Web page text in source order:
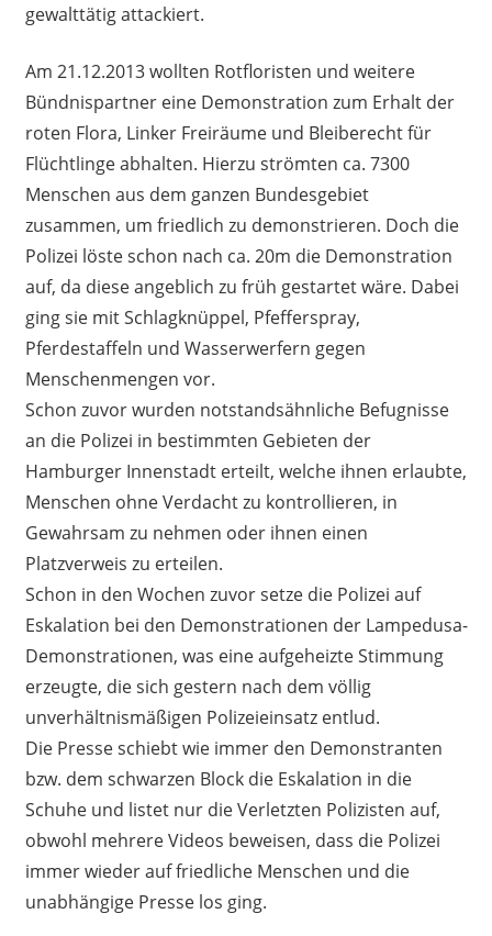
gewalttätig attackiert.
Am 21.12.2013 wollten Rotfloristen und weitere
Bündnispartner eine Demonstration zum Erhalt der
roten Flora, Linker Freiräume und Bleiberecht für
Flüchtlinge abhalten. Hierzu strömten ca. 7300
Menschen aus dem ganzen Bundesgebiet
zusammen, um friedlich zu demonstrieren. Doch die
Polizei löste schon nach ca. 20m die Demonstration
auf, da diese angeblich zu früh gestartet wäre. Dabei
ging sie mit Schlagknüppel, Pfefferspray,
Pferdestaffeln und Wasserwerfern gegen
Menschenmengen vor.
Schon zuvor wurden notstandsähnliche Befugnisse
an die Polizei in bestimmten Gebieten der
Hamburger Innenstadt erteilt, welche ihnen erlaubte,
Menschen ohne Verdacht zu kontrollieren, in
Gewahrsam zu nehmen oder ihnen einen
Platzverweis zu erteilen.
Schon in den Wochen zuvor setze die Polizei auf
Eskalation bei den Demonstrationen der Lampedusa-
Demonstrationen, was eine aufgeheizte Stimmung
erzeugte, die sich gestern nach dem völlig
unverhältnismäßigen Polizeieinsatz entlud.
Die Presse schiebt wie immer den Demonstranten
bzw. dem schwarzen Block die Eskalation in die
Schuhe und listet nur die Verletzten Polizisten auf,
obwohl mehrere Videos beweisen, dass die Polizei
immer wieder auf friedliche Menschen und die
unabhängige Presse los ging.